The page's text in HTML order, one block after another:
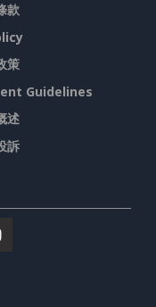
款
策
Guidelines
述
訴